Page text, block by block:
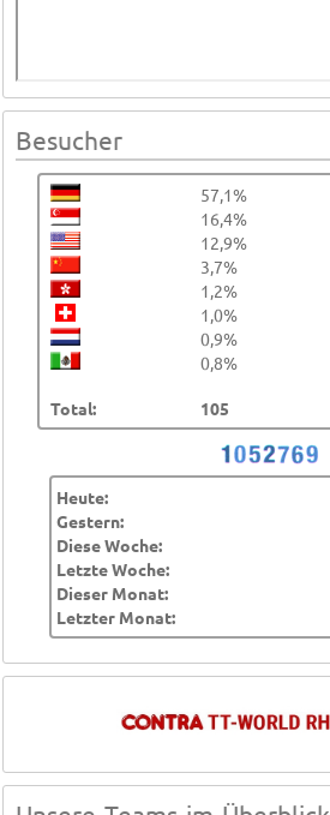
Besucher
57,1%
16,4%
12,9%
3,7%
1,2%
1,0%
0,9%
0,8%
Total: 105
Heute:
Gestern:
Diese Woche:
Letzte Woche:
Dieser Monat:
Letzter Monat: